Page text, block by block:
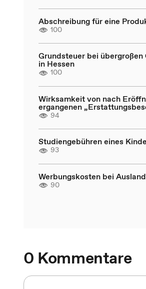
Abschreibung für eine
100
Grundsteuer bei
in Hessen
100
Wirksamkeit von nach
ergangenen
94
Studiengebühren eines
93
Werbungskosten bei
90
0 Kommentare